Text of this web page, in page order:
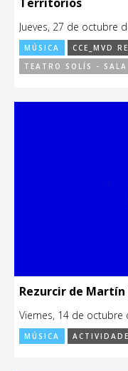
Jueves, 27 de octubre
MÚSICA
CCE_MVD
TEATRO SOLÍS -
Rezurcir de Martín
Viernes, 14 de octubre
MÚSICA